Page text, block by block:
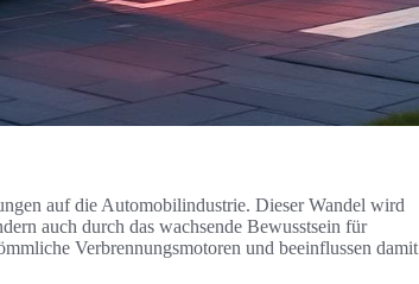
auf die Automobilindustrie. Dieser Wandel wird
auch durch das wachsende Bewusstsein für
Verbrennungsmotoren und beeinflussen damit